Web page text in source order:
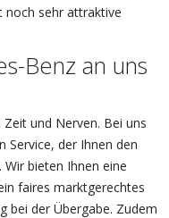
noch sehr attraktive
Benz an uns
und Nerven. Bei uns
Service, der Ihnen den
bieten Ihnen eine
faires marktgerechtes
bei der Übergabe. Zudem